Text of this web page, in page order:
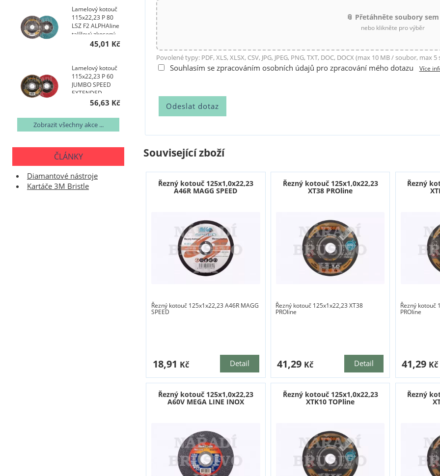
📎 Přetáhněte soubory sem
nebo klikněte pro výběr
Povolené typy: PDF, XLS, XLSX, CSV, JPG, JPEG, PNG, TXT, DOC, DOCX (max 10 MB / soubor, max
Souhlasím se zpracováním osobních údajů pro zpracování mého dotazu Více
Související zboží
Řezný kotouč 125x1,0x22,23
A46R MAGG SPEED
Řezný kotouč 125x1x22,23 A46R MAGG
SPEED
Detail
18,91 Kč
Řezný kotouč 125x1,0x22,23
XT38 PROline
Řezný kotouč 125x1x22,23 XT38
PROline
Detail
41,29 Kč
Řezný
Řezný kotouč
PROline
41,29 Kč
Řezný kotouč 125x1,0x22,23
A60V MEGA LINE INOX
Řezný kotouč 125x1,0x22,23
XTK10 TOPline
Řezný
Lamelový kotouč
115x22,23 P 80
LSZ F2 ALPHAline
talířový zkosený
AKCE NA 200 KS
45,01 Kč
Lamelový kotouč
115x22,23 P 60
JUMBO SPEED
EXTENDED
TOPline talířový
56,63 Kč
Zobrazit všechny akce ...
ČLÁNKY
Diamantové nástroje
Kartáče 3M Bristle